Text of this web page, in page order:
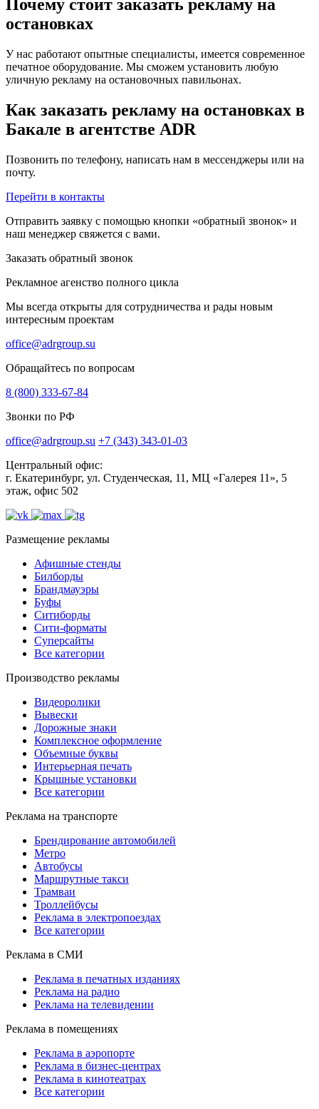
Почему стоит заказать рекламу на
остановках
У нас работают опытные специалисты, имеется современное
печатное оборудование. Мы сможем установить любую
уличную рекламу на остановочных павильонах.
Как заказать рекламу на остановках в
Бакале в агентстве ADR
Позвонить по телефону, написать нам в мессенджеры или на
почту.
Перейти в контакты
Отправить заявку с помощью кнопки «обратный звонок» и
наш менеджер свяжется с вами.
Заказать обратный звонок
Рекламное агенство полного цикла
Мы всегда открыты для сотрудничества и рады новым
интересным проектам
office@adrgroup.su
Обращайтесь по вопросам
8 (800) 333-67-84
Звонки по РФ
office@adrgroup.su +7 (343) 343-01-03
Центральный офис:
г. Екатеринбург, ул. Студенческая, 11, МЦ «Галерея 11», 5
этаж, офис 502
Размещение рекламы
Афишные стенды
Билборды
Брандмауэры
Буфы
Ситиборды
Сити-форматы
Суперсайты
Все категории
Производство рекламы
Видеоролики
Вывески
Дорожные знаки
Комплексное оформление
Объемные буквы
Интерьерная печать
Крышные установки
Все категории
Реклама на транспорте
Брендирование автомобилей
Метро
Автобусы
Маршрутные такси
Трамваи
Троллейбусы
Реклама в электропоездах
Все категории
Реклама в СМИ
Реклама в печатных изданиях
Реклама на радио
Реклама на телевидении
Реклама в помещениях
Реклама в аэропорте
Реклама в бизнес-центрах
Реклама в кинотеатрах
Все категории